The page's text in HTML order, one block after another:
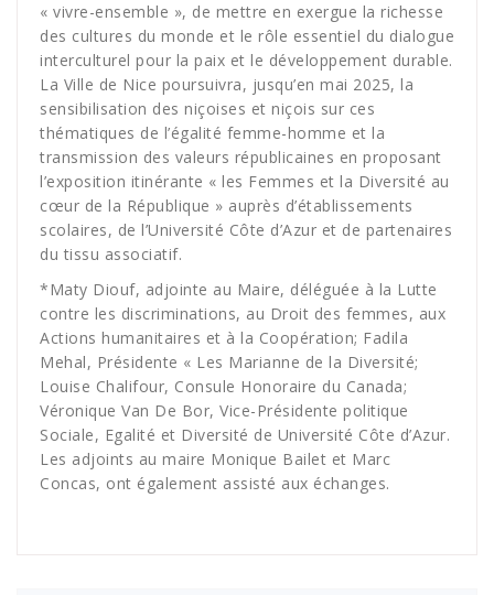
« vivre-ensemble », de mettre en exergue la richesse
des cultures du monde et le rôle essentiel du dialogue
interculturel pour la paix et le développement durable.
La Ville de Nice poursuivra, jusqu’en mai 2025, la
sensibilisation des niçoises et niçois sur ces
thématiques de l’égalité femme-homme et la
transmission des valeurs républicaines en proposant
l’exposition itinérante « les Femmes et la Diversité au
cœur de la République » auprès d’établissements
scolaires, de l’Université Côte d’Azur et de partenaires
du tissu associatif.
*Maty Diouf, adjointe au Maire, déléguée à la Lutte
contre les discriminations, au Droit des femmes, aux
Actions humanitaires et à la Coopération; Fadila
Mehal, Présidente « Les Marianne de la Diversité;
Louise Chalifour, Consule Honoraire du Canada;
Véronique Van De Bor, Vice-Présidente politique
Sociale, Egalité et Diversité de Université Côte d’Azur.
Les adjoints au maire Monique Bailet et Marc
Concas, ont également assisté aux échanges.